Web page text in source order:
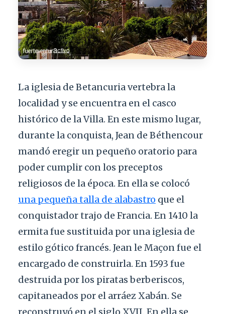
La iglesia de Betancuria vertebra la
localidad y se encuentra en el casco
histórico de la Villa. En este mismo lugar,
durante la conquista, Jean de Béthencour
mandó eregir un pequeño oratorio para
poder cumplir con los preceptos
religiosos de la época. En ella se colocó
una pequeña talla de alabastro que el
conquistador trajo de Francia. En 1410 la
ermita fue sustituida por una iglesia de
estilo gótico francés. Jean le Maçon fue el
encargado de construirla. En 1593 fue
destruida por los piratas berberiscos,
capitaneados por el arráez Xabán. Se